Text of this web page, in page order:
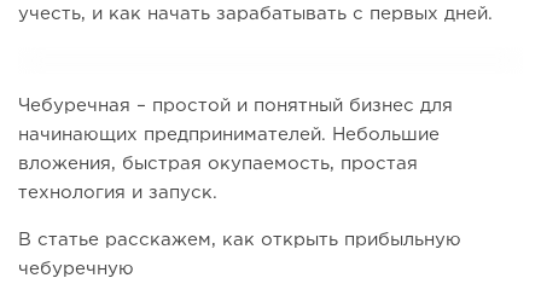
учесть, и как начать зарабатывать с первых дней.
Чебуречная – простой и понятный бизнес для
начинающих предпринимателей. Небольшие
вложения, быстрая окупаемость, простая
технология и запуск.
В статье расскажем, как открыть прибыльную
чебуречную